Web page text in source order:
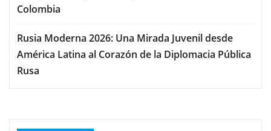
Colombia
Rusia Moderna 2026: Una Mirada Juvenil desde
América Latina al Corazón de la Diplomacia Pública
Rusa